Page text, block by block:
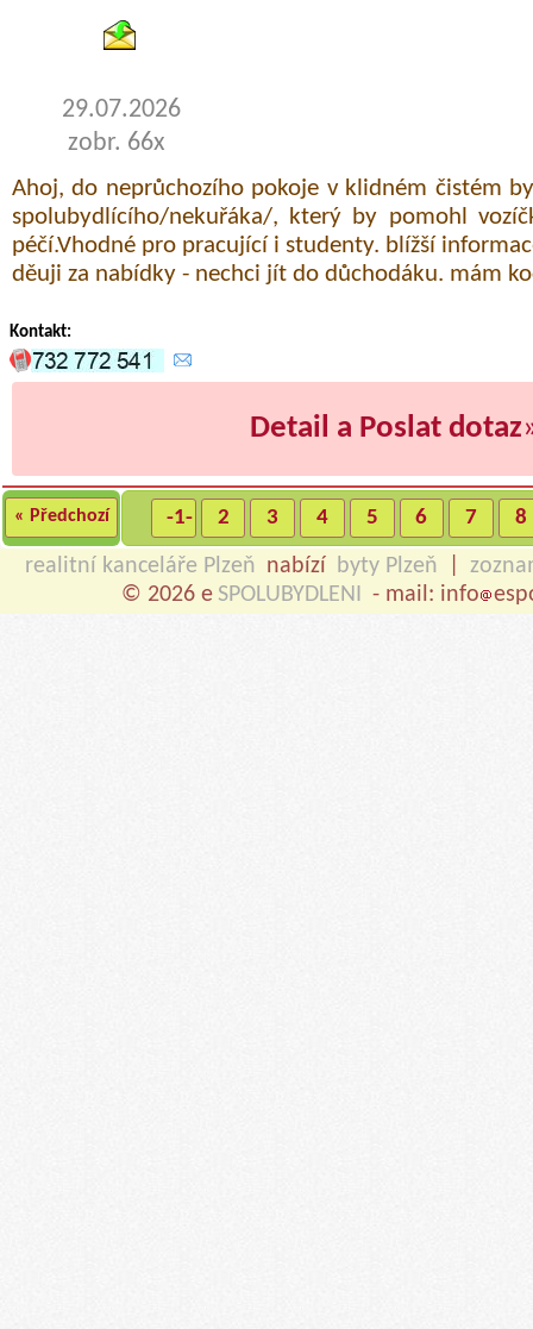
29.07.2026
zobr. 66x
Ahoj, do neprůchozího pokoje v klidném čistém
spolubydlícího/nekuřáka/, který by pomohl
péčí.Vhodné pro pracující i studenty. blížší
děuji za nabídky - nechci jít do důchodáku. mám
Kontakt:
Detail a Poslat dotaz
« Předchozí -1- 2 3 4 5 6 7 8
realitní kanceláře Plzeň nabízí byty Plzeň
© 2026 e SPOLUBYDLENI - mail: info